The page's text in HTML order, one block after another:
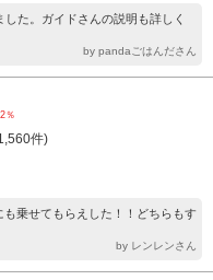
た。ガイドさんの説明も詳しく
by pandaごはんださん
％
件)
乗せてもらえした！！どちらもす
by レンレンさん